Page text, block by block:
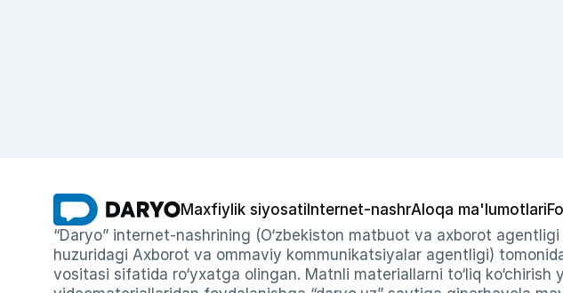
Maxfiylik siyosati Internet-nashrAloqa ma'lumotlari
“Daryo” internet-nashrining (O‘zbekiston matbuot va axborot
huzuridagi Axborot va ommaviy kommunikatsiyalar agentligi)
vositasi sifatida ro‘yxatga olingan. Matnli materiallarni to‘liq